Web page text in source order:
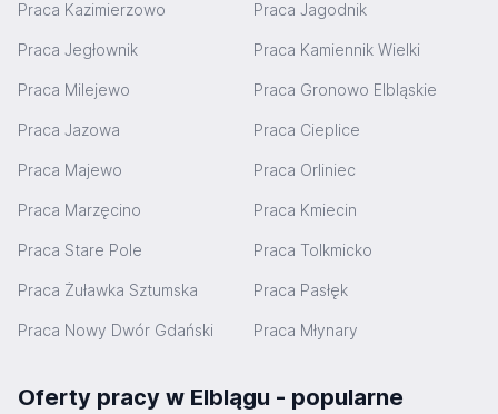
Praca Kazimierzowo Praca Jagodnik
Praca Jegłownik Praca Kamiennik Wielki
Praca Milejewo Praca Gronowo Elbląskie
Praca Jazowa Praca Cieplice
Praca Majewo Praca Orliniec
Praca Marzęcino Praca Kmiecin
Praca Stare Pole Praca Tolkmicko
Praca Żuławka Sztumska Praca Pasłęk
Praca Nowy Dwór Gdański Praca Młynary
Oferty pracy w Elblągu - popularne